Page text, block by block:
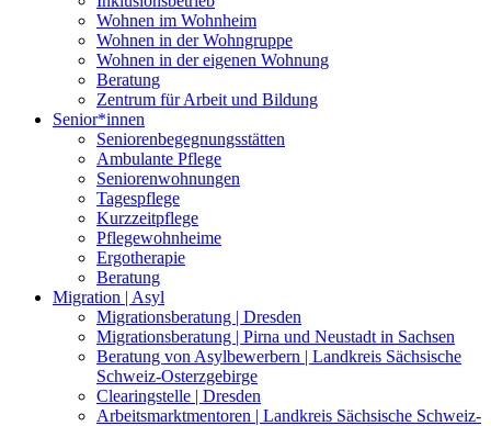
Wohnen im Wohnheim
Wohnen in der Wohngruppe
Wohnen in der eigenen Wohnung
Beratung
Zentrum für Arbeit und Bildung
Senior*innen
Seniorenbegegnungsstätten
Ambulante Pflege
Seniorenwohnungen
Tagespflege
Kurzzeitpflege
Pflegewohnheime
Ergotherapie
Beratung
Migration | Asyl
Migrationsberatung | Dresden
Migrationsberatung | Pirna und Neustadt in Sachsen
Beratung von Asylbewerbern | Landkreis Sächsische
Schweiz-Osterzgebirge
Clearingstelle | Dresden
Arbeitsmarktmentoren | Landkreis Sächsische Schweiz-